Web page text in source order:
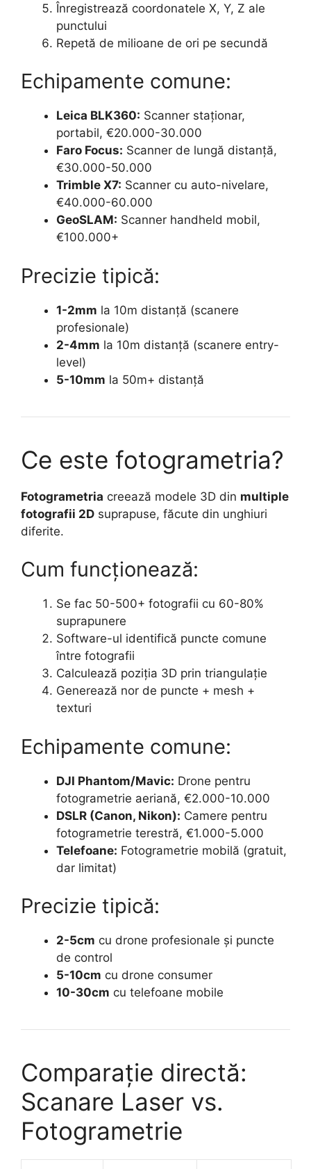
Înregistrează coordonatele X, Y, Z ale
punctului
Repetă de milioane de ori pe secundă
Echipamente comune:
Leica BLK360: Scanner staționar,
portabil, €20.000-30.000
Faro Focus: Scanner de lungă distanță,
€30.000-50.000
Trimble X7: Scanner cu auto-nivelare,
€40.000-60.000
GeoSLAM: Scanner handheld mobil,
€100.000+
Precizie tipică:
1-2mm la 10m distanță (scanere
profesionale)
2-4mm la 10m distanță (scanere entry-
level)
5-10mm la 50m+ distanță
Ce este fotogrametria?
Fotogrametria creează modele 3D din multiple
fotografii 2D suprapuse, făcute din unghiuri
diferite.
Cum funcționează:
Se fac 50-500+ fotografii cu 60-80%
suprapunere
Software-ul identifică puncte comune
între fotografii
Calculează poziția 3D prin triangulație
Generează nor de puncte + mesh +
texturi
Echipamente comune:
DJI Phantom/Mavic: Drone pentru
fotogrametrie aeriană, €2.000-10.000
DSLR (Canon, Nikon): Camere pentru
fotogrametrie terestră, €1.000-5.000
Telefoane: Fotogrametrie mobilă (gratuit,
dar limitat)
Precizie tipică:
2-5cm cu drone profesionale și puncte
de control
5-10cm cu drone consumer
10-30cm cu telefoane mobile
Comparație directă:
Scanare Laser vs.
Fotogrametrie